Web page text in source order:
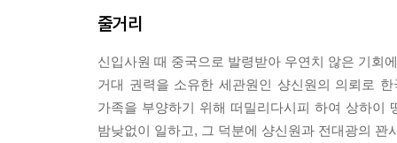
그런데 전대광은 요행히 샹신원과 꽌시가 맺어져
의 수출입 업무를 언제나 수월하게 풀어주었고,
---「내 인생의 주인은 나」 중에서
“1977년 생, 중국 이름 왕링링, 미국 이름 소피
줄거리
신입사원 때 중국으로 발령받아 우연치 않은 기회
거대 권력을 소유한 세관원인 샹신원의 의뢰로
가족을 부양하기 위해 떠밀리다시피 하여 상하이
밤낮없이 일하고, 그 덕분에 샹신원과 전대광의 꽌